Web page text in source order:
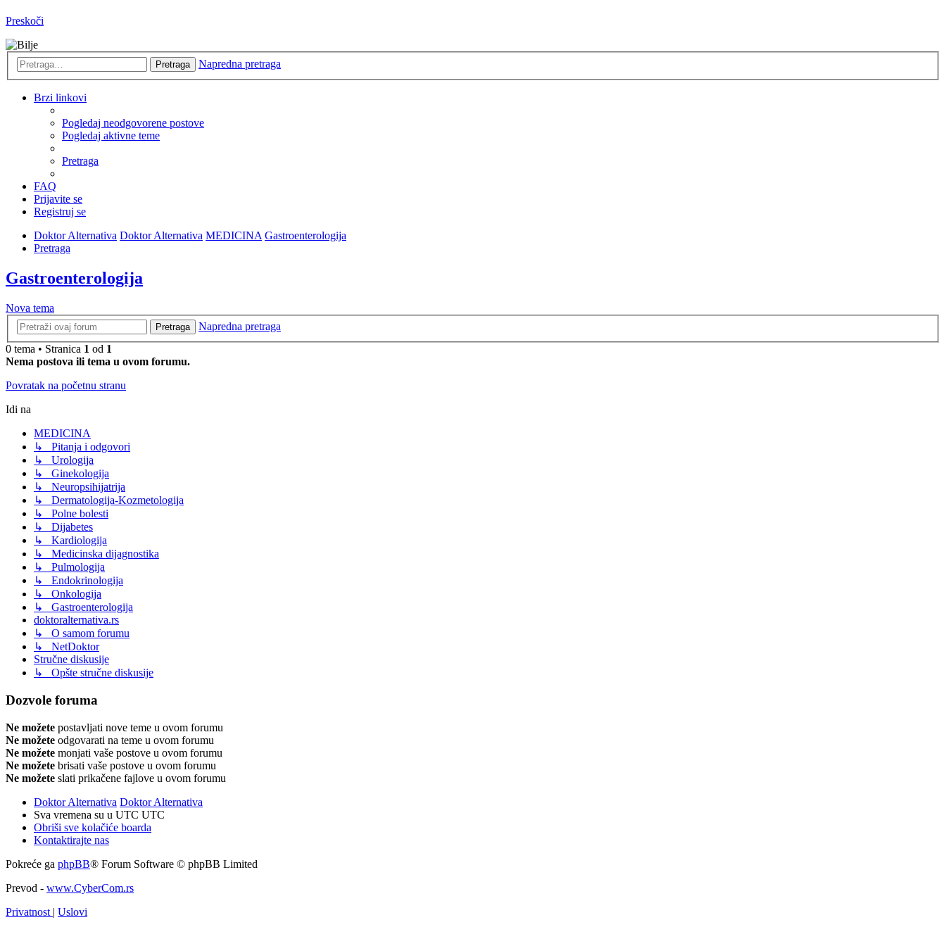
Preskoči
Pretraga Napredna pretraga
Brzi linkovi
Pogledaj neodgovorene postove
Pogledaj aktivne teme
Pretraga
FAQ
Prijavite se
Registruj se
Doktor Alternativa Doktor Alternativa MEDICINA Gastroenterologija
Pretraga
Gastroenterologija
Nova tema
Pretraga
Napredna pretraga
0 tema • Stranica 1 od 1
Nema postova ili tema u ovom forumu.
Povratak na početnu stranu
Idi na
MEDICINA
↳ Pitanja i odgovori
↳ Urologija
↳ Ginekologija
↳ Neuropsihijatrija
↳ Dermatologija-Kozmetologija
↳ Polne bolesti
↳ Dijabetes
↳ Kardiologija
↳ Medicinska dijagnostika
↳ Pulmologija
↳ Endokrinologija
↳ Onkologija
↳ Gastroenterologija
doktoralternativa.rs
↳ O samom forumu
↳ NetDoktor
Stručne diskusije
↳ Opšte stručne diskusije
Dozvole foruma
Ne možete postavljati nove teme u ovom forumu
Ne možete odgovarati na teme u ovom forumu
Ne možete monjati vaše postove u ovom forumu
Ne možete brisati vaše postove u ovom forumu
Ne možete slati prikačene fajlove u ovom forumu
Doktor Alternativa Doktor Alternativa
Sva vremena su u UTC UTC
Obriši sve kolačiće boarda
Kontaktirajte nas
Pokreće ga phpBB® Forum Software © phpBB Limited
Prevod - www.CyberCom.rs
Privatnost | Uslovi